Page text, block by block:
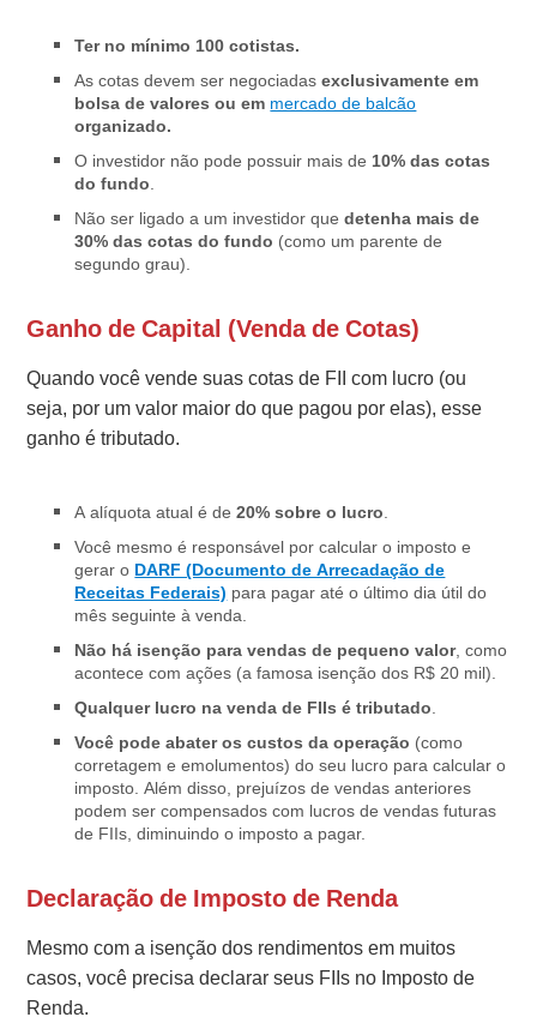
Ter no mínimo 100 cotistas.
As cotas devem ser negociadasexclusivamente em
bolsa de valores ou em mercado de balcão
organizado.
O investidor não pode possuir mais de 10% das cotas
do fundo.
Não ser ligado a um investidor quedetenha mais de
30% das cotas do fundo (como um parente de
segundo grau).
Ganho de Capital (Venda de Cotas)
Quando você vende suas cotas de FII com lucro (ou
seja, por um valor maior do que pagou por elas), esse
ganho é tributado.
A alíquota atual é de20% sobre o lucro.
Você mesmo é responsável por calcular o imposto e
gerar o DARF (Documento de Arrecadação de
Receitas Federais) para pagar até o último dia útil do
mês seguinte à venda.
Não há isenção para vendas de pequeno valor, como
acontece com ações (a famosa isenção dos R$ 20 mil).
Qualquer lucro na venda de FIIs é tributado.
Você pode abater os custos da operação (como
corretagem e emolumentos) do seu lucro para calcular o
imposto. Além disso, prejuízos de vendas anteriores
podem ser compensados com lucros de vendas futuras
de FIIs, diminuindo o imposto a pagar.
Declaração de Imposto de Renda
Mesmo com a isenção dos rendimentos em muitos
casos, você precisa declarar seus FIIs no Imposto de
Renda.